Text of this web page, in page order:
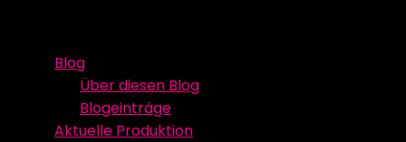
contentBlog
Über diesen Blog
Blogeinträge
Aktuelle Produktion